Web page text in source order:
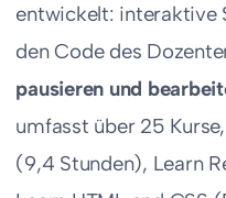
entwickelt: interaktive
den Code des
pausieren und
umfasst über 25
(9,4 Stunden), Learn